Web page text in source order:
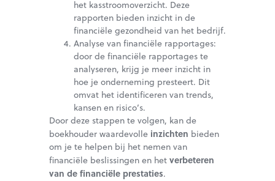
het kasstroomoverzicht. Deze
rapporten bieden inzicht in de
financiële gezondheid van het bedrijf.
Analyse van financiële rapportages:
door de financiële rapportages te
analyseren, krijg je meer inzicht in
hoe je onderneming presteert. Dit
omvat het identificeren van trends,
kansen en risico’s.
Door deze stappen te volgen, kan de
boekhouder waardevolle inzichten bieden
om je te helpen bij het nemen van
financiële beslissingen en het verbeteren
van de financiële prestaties.